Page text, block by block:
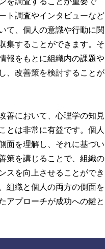
ト調査やインタビューなど
て、個人の意識や行動に関
集することができます。そ
報をもとに組織内の課題や
、改善策を検討することが
善において、心理学の知見
とは非常に有益です。個人
面を理解し、それに基づい
策を講じることで、組織の
スを向上させることができ
組織と個人の両方の側面を
アプローチが成功への鍵と